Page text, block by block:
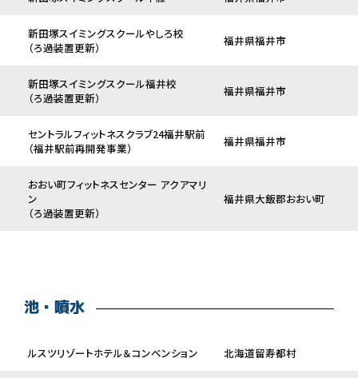
新田塚スイミングスクールやしろ校
（ろ過装置更新）
福井県福井市
新田塚スイミングスクール福井校
（ろ過装置更新）
福井県福井市
セントラルフィットネスクラブ24福井駅前
（福井駅前再開発事業）
福井県福井市
おおい町フィットネスセンター アクアマリ
ン
（ろ過装置更新）
福井県大飯郡おおい町
池・噴水
ルスツリゾートホテル＆コンベンション 北海道留寿都村